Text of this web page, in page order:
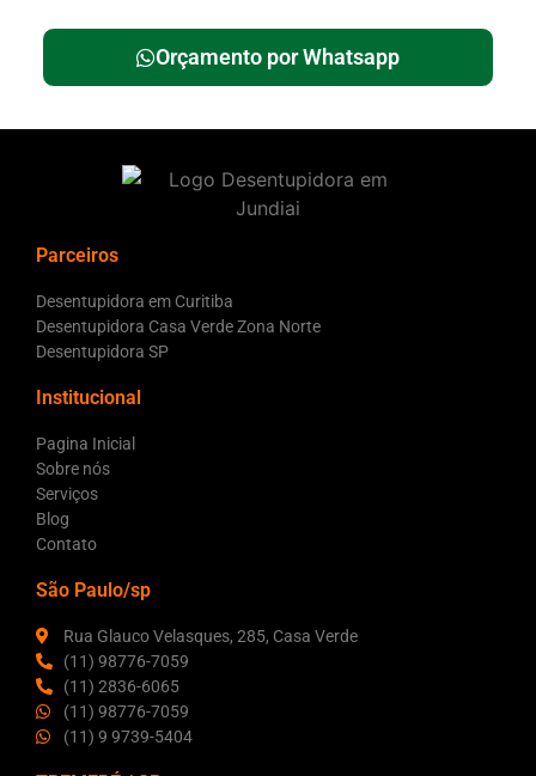
Orçamento por Whatsapp
Parceiros
Desentupidora em Curitiba
Desentupidora Casa Verde Zona Norte
Desentupidora SP
Institucional
Pagina Inicial
Sobre nós
Serviços
Blog
Contato
São Paulo/sp
Rua Glauco Velasques, 285, Casa Verde
(11) 98776-7059
(11) 2836-6065
(11) 98776-7059
(11) 9 9739-5404